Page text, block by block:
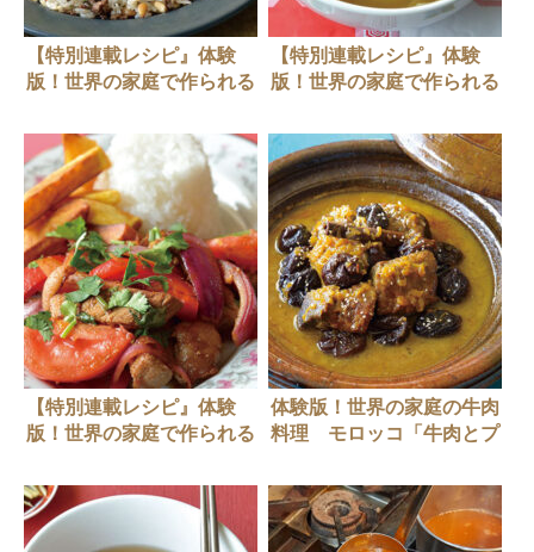
【特別連載レシピ』体験
版！世界の家庭で作られる
シュウェー
【特別連載レシピ』体験
版！世界の家庭で作られる
コー
【特別連載レシピ』体験
版！世界の家庭で作られる
サルタード
体験版！世界の家庭の牛肉
料理 モロッコ「牛肉とプ
月号